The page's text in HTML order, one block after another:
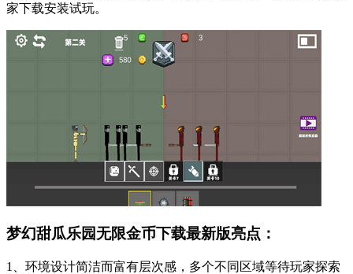
家下载安装试玩。
梦幻甜瓜乐园无限金币下载最新版亮点：
1、环境设计简洁而富有层次感，多个不同区域等待玩家探索